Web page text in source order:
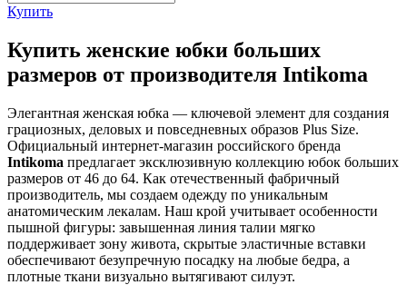
Купить
Купить женские юбки больших
размеров от производителя Intikoma
Элегантная женская юбка — ключевой элемент для создания
грациозных, деловых и повседневных образов Plus Size.
Официальный интернет-магазин российского бренда
Intikoma предлагает эксклюзивную коллекцию юбок больших
размеров от 46 до 64. Как отечественный фабричный
производитель, мы создаем одежду по уникальным
анатомическим лекалам. Наш крой учитывает особенности
пышной фигуры: завышенная линия талии мягко
поддерживает зону живота, скрытые эластичные вставки
обеспечивают безупречную посадку на любые бедра, а
плотные ткани визуально вытягивают силуэт.